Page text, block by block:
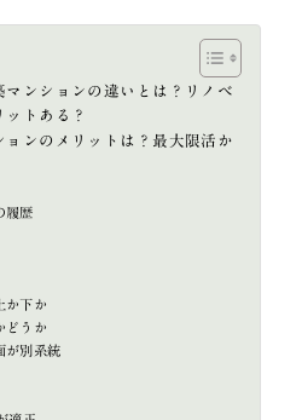
マンションの違いとは？リノベ
トある？
ョンのメリットは？最大限活か
履歴
か下か
どうか
が別系統